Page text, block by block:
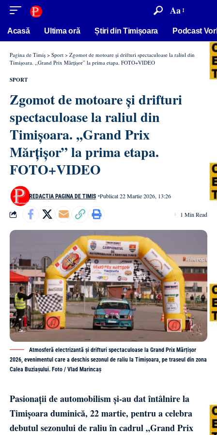
conținut Aa
Acasă Ultima oră Știri din Timișoara Podcast
Pagina de Timiș > Sport > Zgomot de motoare și drifturi spectaculoase la raliul din
Timișoara. ,,Grand Prix Mărțișor” la prima etapa. FOTO+VIDEO
SPORT
Zgomot de motoare și drifturi
spectaculoase la raliul din
Timișoara. ,,Grand Prix
Mărțișor” la prima etapa.
FOTO+VIDEO
REDACȚIA PAGINA DE TIMIȘ Publicat 22 Martie 2026, 13:26
1 Min Read
Atmosferă electrizantă și drifturi spectaculoase la Grand Prix Mărțișor
2026, evenimentul care a deschis sezonul de raliu la Timișoara, pe traseul din zona
Calea Buziașului. Foto / Vlad Marincaș
Pasionații de automobilism și-au dat întâlnire la
Timișoara duminică, 22 martie, pentru a celebra
debutul sezonului de raliu în cadrul „Grand Prix